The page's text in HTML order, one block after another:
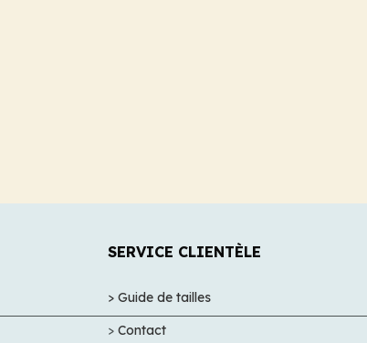
SERVICE CLIENTÈLE
> Guide de tailles
> Contact